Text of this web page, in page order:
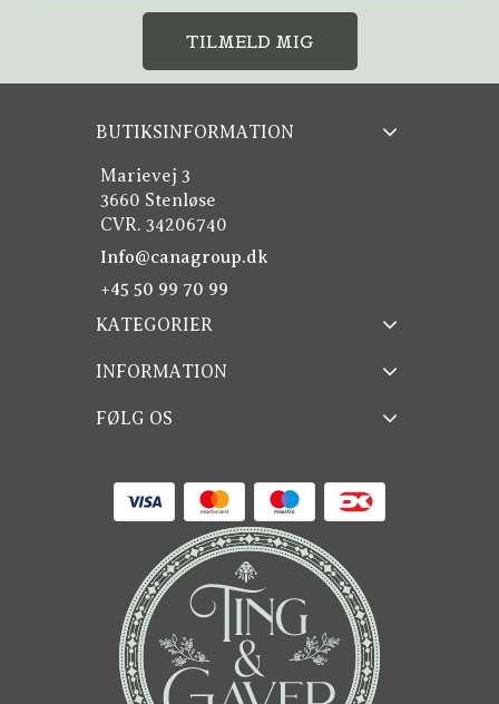
TILMELD MIG
BUTIKSINFORMATION
Marievej 3
3660 Stenløse
CVR. 34206740
Info@canagroup.dk
+45 50 99 70 99
KATEGORIER
INFORMATION
FØLG OS